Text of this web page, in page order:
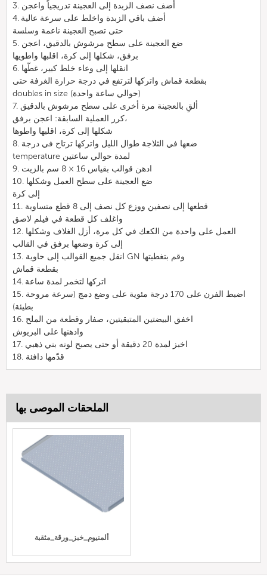
3. أضف نصف الزبدة إلى العجينة تدريجياً واعجن
4. أضف باقي الزبدة واخلط على سرعة عالية
حتى تصبح العجينة ناعمة وسلسة
5. ضع العجينة على سطح مرشوش بالدقيق، اعجن
برفق، شكلها إلى كرة، اقلبها واطويها
6. انقلها إلى وعاء خلط كبير، غطّها
بقطعة قماش واتركها لترتفع في درجة حرارة الغرفة حتى
doubles in size (حوالي ساعة واحدة)
7. ألقِ بالعجينة مرة أخرى على سطح مرشوش بالدقيق
كرر العملية السابقة: اعجن برفق،
شكلها إلى كرة، اقلبها واطوها
8. ضعها في الثلاجة طوال الليل واتركها ترتاح في درجة
temperature لمدة حوالي ساعتين
9. ادهن قوالب بقياس 16 × 8 سم بالزيت
10. ضع العجينة على سطح العمل وشكلها
إلى كرة
11. قطعها إلى نصفين ووزع كل نصف إلى 8 قطع متساوية
واغلف كل قطعة في فيلم لاصق
12. العمل على واحدة من الكعك في كل مرة، أزل الغلاف وشكلها
إلى كرة وضعها برفق في القالب
13. انقل جميع القوالب إلى حاوية GN وقم بتغطيتها
بقطعة قماش
14. اتركها لتخمر لمدة ساعة
15. اضبط الفرن على 170 درجة مئوية على وضع دمج (سرعة مروحة
بطيئة)
16. اخفق البيضتين المتبقيتين، صفار وقطعة من الملح
وادهنها على البريوش
17. اخبز لمدة 20 دقيقة أو حتى يصبح لونه بني ذهبي
18. قدّمها دافئة
الملحقات الموصى بها
ألمنيوم_خبز_ورقة_مثقبة